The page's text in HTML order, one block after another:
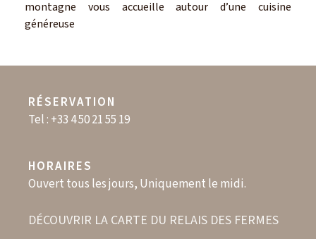
montagne vous accueille autour d’une cuisine
généreuse
RÉSERVATION
Tel : +33 4 50 21 55 19
HORAIRES
Ouvert tous les jours, Uniquement le midi.
DÉCOUVRIR LA CARTE DU RELAIS DES FERMES